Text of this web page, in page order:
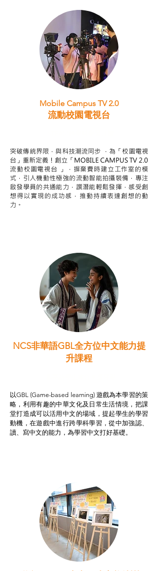
Mobile Campus TV 2.0
流動校園電視台
突破傳統界限，與科技潮流同步 ，為「校園電視
台」重新定義！創立「MOBILE CAMPUS TV 2.0
流動校園電視台 」，摒棄費時建立工作室的模
式，引人機動性極強的流動智能拍攝裝備，專注
啟發學員的共通能力，譔潛能輕鬆發揮，感受創
想得以實現的成功感，推動持續表達創想的動
力。
NCS非華語GBL全方位中文能力提
升課程
以GBL (Game-based learning) 遊戲為本學習的策
略，利用有趣的中華文化及日常生活情境，把課
堂打造成可以活用中文的場域，提起學生的學習
動機，在遊戲中進行跨學科學習，從中加強認、
讀、寫中文的能力，為學習中文打好基礎。